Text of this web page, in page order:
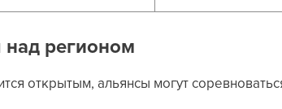
регионом
открытым, альянсы могут